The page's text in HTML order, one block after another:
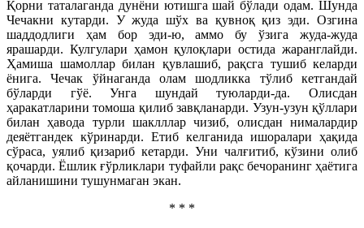
Қорни таталаганда дунёни ютишга шай бўлади одам. Шунда
Чечакни кутарди. У жуда шўх ва қувноқ қиз эди. Озгина
шаддодлиги ҳам бор эди-ю, аммо бу ўзига жуда-жуда
ярашарди. Кулгулари ҳамон қулоқлари остида жаранглайди.
Ҳамиша шамоллар билан қувлашиб, рақсга тушиб келарди
ёнига. Чечак ўйнаганда олам шодликка тўлиб кетгандай
бўларди гўё. Унга шундай туюларди-да. Олисдан
ҳаракатларини томоша қилиб завқланарди. Узун-узун қўллари
билан ҳавода турли шаклллар чизиб, олисдан нималардир
деяётгандек кўринарди. Етиб келганида ишоралари ҳақида
сўраса, уялиб қизариб кетарди. Уни чалғитиб, кўзини олиб
қочарди. Ёшлик ғўрликлари туфайли рақс бечоранинг ҳаётига
айланишини тушунмаган экан.
* * *